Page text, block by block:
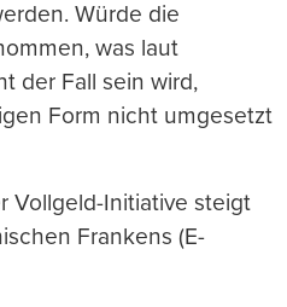
Würde die
was laut
der Fall sein wird,
Form nicht umgesetzt
Vollgeld-Initiative steigt
Frankens (E-